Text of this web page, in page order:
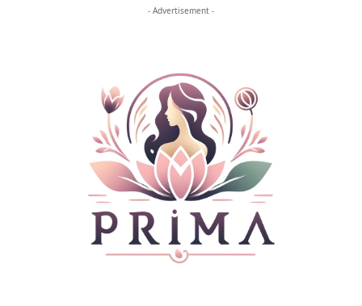
- Advertisement -